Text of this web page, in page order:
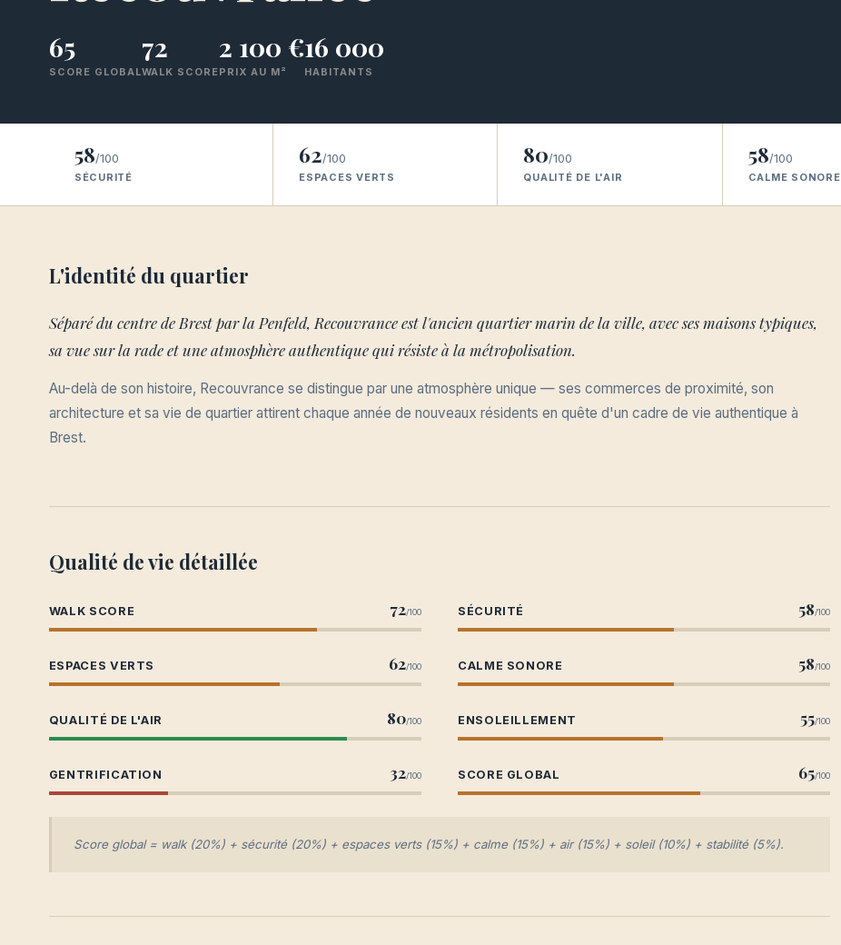
65
SCORE GLOBAL
72
WALK SCORE
2 100 €
PRIX AU M²
16 000
HABITANTS
58/100
SÉCURITÉ
62/100
ESPACES VERTS
80/100
QUALITÉ DE L'AIR
58/100
CALME SONORE
L'identité du quartier
Séparé du centre de Brest par la Penfeld, Recouvrance est l'ancien quartier marin de la ville, avec ses maisons typiques,
sa vue sur la rade et une atmosphère authentique qui résiste à la métropolisation.
Au-delà de son histoire, Recouvrance se distingue par une atmosphère unique — ses commerces de proximité, son
architecture et sa vie de quartier attirent chaque année de nouveaux résidents en quête d'un cadre de vie authentique à
Brest.
Qualité de vie détaillée
WALK SCORE 72/100 SÉCURITÉ 58/100
ESPACES VERTS 62/100 CALME SONORE 58/100
QUALITÉ DE L'AIR 80/100 ENSOLEILLEMENT 55/100
GENTRIFICATION 32/100 SCORE GLOBAL 65/100
Score global = walk (20%) + sécurité (20%) + espaces verts (15%) + calme (15%) + air (15%) + soleil (10%) + stabilité (5%).